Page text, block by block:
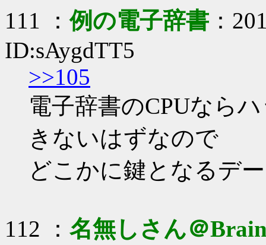
111 ：例の電子辞書 ：
ID:sAygdTT5
>>105
電子辞書のCPUなら
きないはずなので
どこかに鍵となるデ
112 ： 名無しさん＠